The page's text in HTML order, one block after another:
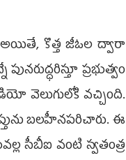
అయితే, కొత్త జీఓల ద్వారా
ప్రభుత్వం
వెలుగులోకి వచ్చింది.
బలహీనపరిచారు. ఈ
సీబీఐ వంటి స్వతంత్ర